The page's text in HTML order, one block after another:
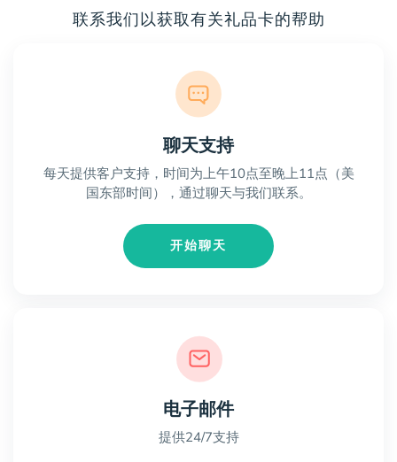
联系我们以获取有关礼品卡的帮助
聊天支持
每天提供客户支持，时间为上午10点至晚上11点（美
国东部时间），通过聊天与我们联系。
开始聊天
电子邮件
提供24/7支持